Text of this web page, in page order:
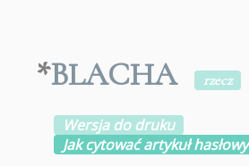
*BLACHA rzecz
Wersja do druku
Jak cytować artykuł hasłowy